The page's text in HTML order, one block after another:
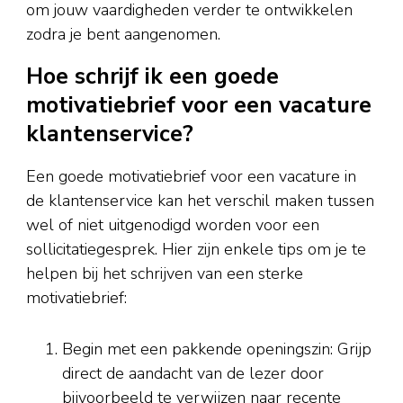
om jouw vaardigheden verder te ontwikkelen
zodra je bent aangenomen.
Hoe schrijf ik een goede
motivatiebrief voor een vacature
klantenservice?
Een goede motivatiebrief voor een vacature in
de klantenservice kan het verschil maken tussen
wel of niet uitgenodigd worden voor een
sollicitatiegesprek. Hier zijn enkele tips om je te
helpen bij het schrijven van een sterke
motivatiebrief:
Begin met een pakkende openingszin: Grijp
direct de aandacht van de lezer door
bijvoorbeeld te verwijzen naar recente